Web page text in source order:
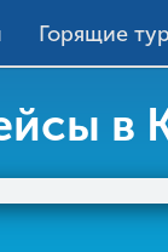
Горящие
в